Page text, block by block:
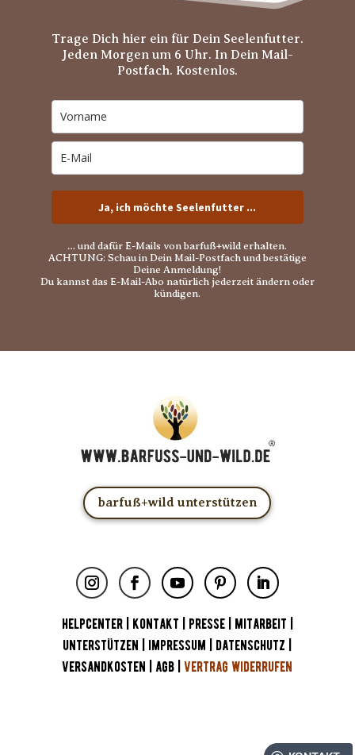
Trage Dich hier ein für Dein Seelenfutter.
Jeden Morgen um 6 Uhr. In Dein Mail-
Postfach. Kostenlos.
Ja, ich möchte Seelenfutter ...
… und dafür E-Mails von barfuß+wild erhalten.
ACHTUNG: Schau in Dein Mail-Postfach und bestätige
Deine Anmeldung!
Du kannst das E-Mail-Abo natürlich jederzeit ändern oder
kündigen.
barfuß+wild unterstützen
HELPCENTER| KONTAKT PRESSE| MITARBEIT
UNTERSTÜTZEN
IMPRESSUM DATENSCHUTZ
VERSANDKOSTEN
AGB |VERTRAG WIDERRUFEN